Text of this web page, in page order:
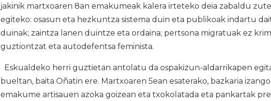
jakinik martxoaren 8an emakumeak kalera irteteko deia zabaldu
egiteko: osasun eta hezkuntza sistema duin eta publikoak indartu
duinak; zaintza lanen duintze eta ordaina; pertsona migratuak ez
guztiontzat eta autodefentsa feminista.
Eskualdeko herri guztietan antolatu da ospakizun-aldarrikapen
bueltan, baita Oñatin ere. Martxoaren 5ean esaterako, bazkaria
emakume artisauen azoka goizean eta txokolatada eta pankartak